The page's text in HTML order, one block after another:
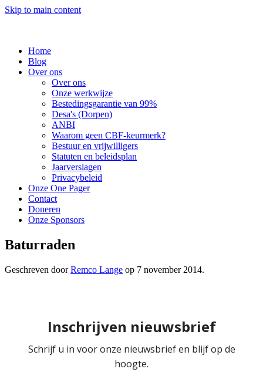
Skip to main content
Home
Blog
Over ons
Over ons
Onze werkwijze
Bestedingsgarantie van 99%
Desa's (Dorpen)
ANBI
Waarom geen CBF-keurmerk?
Bestuur en vrijwilligers
Statuten en beleidsplan
Jaarverslagen
Privacybeleid
Onze One Pager
Contact
Doneren
Onze Sponsors
Baturraden
Geschreven doorRemco Lange op 7 november 2014.